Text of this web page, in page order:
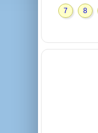
7 8